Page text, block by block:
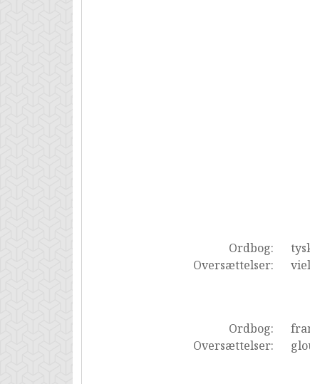
Ordbog:
Oversættelser:
Ordbog:
Oversættelser: